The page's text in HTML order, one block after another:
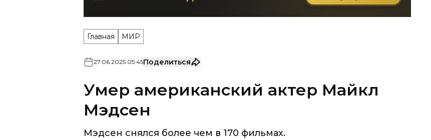
Главная МИР
27 06 2025 05:45Поделиться
Умер американский актер Майкл
Мэдсен
Мэдсен снялся более чем в 170 фильмах.